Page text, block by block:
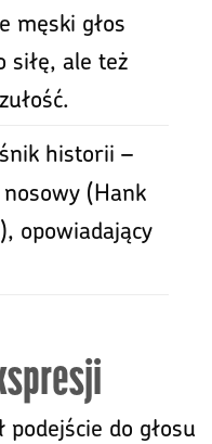
męski głos
siłę, ale też
historii –
(Hank
opowiadający
do głosu